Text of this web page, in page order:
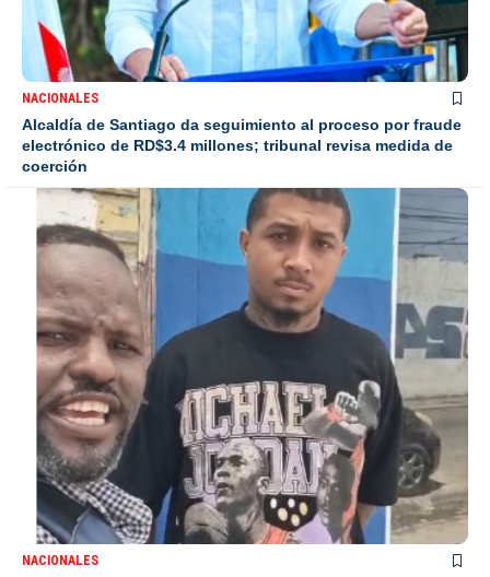
NACIONALES
Alcaldía de Santiago da seguimiento al proceso por fraude
electrónico de RD$3.4 millones; tribunal revisa medida de
coerción
NACIONALES